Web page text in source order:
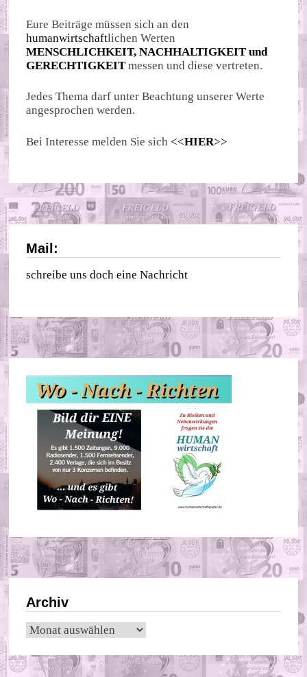
Eure Beiträge müssen sich an den
humanwirtschaftlichen Werten
MENSCHLICHKEIT, NACHHALTIGKEIT und
GERECHTIGKEIT messen und diese vertreten.
Jedes Thema darf unter Beachtung unserer Werte
angesprochen werden.
Bei Interesse melden Sie sich <<HIER>>
Mail:
schreibe uns doch eine Nachricht
Archiv
Archiv